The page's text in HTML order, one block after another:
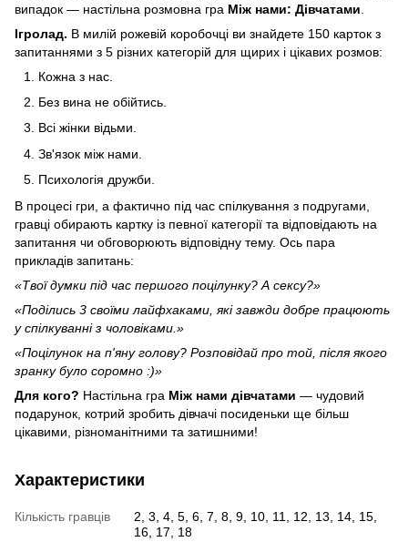
випадок — настільна розмовна гра Між нами: Дівчатами
Ігролад. В милій рожевій коробочці ви знайдете 150 карток з
запитаннями з 5 різних категорій для щирих і цікавих розмов:
Кожна з нас.
Без вина не обійтись.
Всі жінки відьми.
Зв'язок між нами.
Психологія дружби.
В процесі гри, а фактично під час спілкування з подругами,
гравці обирають картку із певної категорії та відповідають на
запитання чи обговорюють відповідну тему. Ось пара
прикладів запитань:
«Твої думки під час першого поцілунку? А сексу?»
«Поділись 3 своїми лайфхаками, які завжди добре працюють
у спілкуванні з чоловіками.»
«Поцілунок на п'яну голову? Розповідай про той, після якого
зранку було соромно :)»
Для кого? Настільна гра Між нами дівчатами — чудовий
подарунок, котрий зробить дівчачі посиденьки ще більш
цікавими, різноманітними та затишними!
Характеристики
Кількість гравців
2, 3, 4, 5, 6, 7, 8, 9, 10, 11, 12, 13, 14, 15,
16, 17, 18